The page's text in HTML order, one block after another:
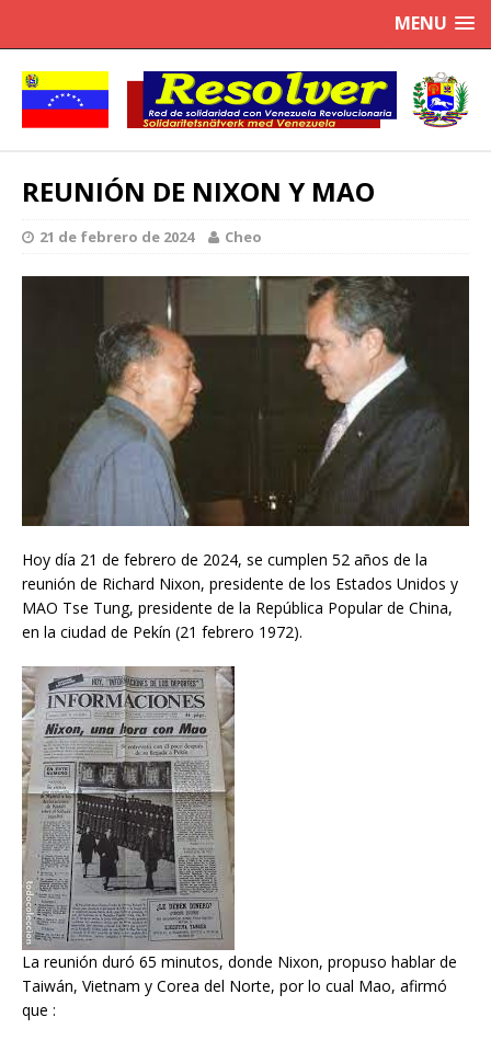
MENU
REUNIÓN DE NIXON Y MAO
21 de febrero de 2024 Cheo
Hoy día 21 de febrero de 2024, se cumplen 52 años de la
reunión de Richard Nixon, presidente de los Estados Unidos y
MAO Tse Tung, presidente de la República Popular de China,
en la ciudad de Pekín (21 febrero 1972).
La reunión duró 65 minutos, donde Nixon, propuso hablar de
Taiwán, Vietnam y Corea del Norte, por lo cual Mao, afirmó
que :